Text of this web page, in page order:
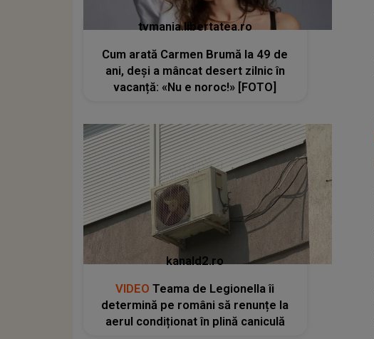
tvmania.libertatea.ro
Cum arată Carmen Brumă la 49 de
ani, deși a mâncat desert zilnic în
vacanță: «Nu e noroc!» [FOTO]
kanald2.ro
VIDEO Teama de Legionella îi
determină pe români să renunțe la
aerul condiționat în plină caniculă